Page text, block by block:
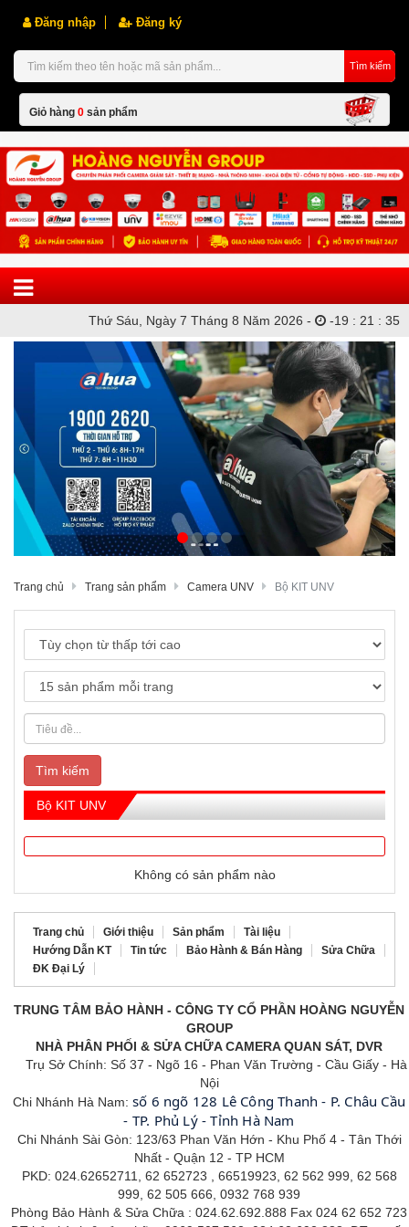
Đăng nhập Đăng ký
Tìm kiếm
Giỏ hàng 0 sản phẩm
Thứ Sáu, Ngày 7 Tháng 8 Năm 2026 - -19 : 21 : 35
Trang chủ Trang sản phẩm Camera UNV Bộ KIT UNV
Tìm kiếm
Bộ KIT UNV
Không có sản phẩm nào
Trang chủ Giới thiệu Sản phẩm
Tài liệu
Hướng Dẫn KT
Tin tức Bảo Hành & Bán Hàng
Sửa Chữa
ĐK Đại Lý
TRUNG TÂM BẢO HÀNH - CÔNG TY CỔ PHẦN HOÀNG NGUYỄN
GROUP
NHÀ PHÂN PHỐI & SỬA CHỮA CAMERA QUAN SÁT, DVR
Trụ Sở Chính: Số 37 - Ngõ 16 - Phan Văn Trường - Cầu Giấy - Hà
Nội
Chi Nhánh Hà Nam: số 6 ngõ 128 Lê Công Thanh - P. Châu Cầu
- TP. Phủ Lý - Tỉnh Hà Nam
Chi Nhánh Sài Gòn: 123/63 Phan Văn Hớn - Khu Phố 4 - Tân Thới
Nhất - Quận 12 - TP HCM
PKD: 024.62652711, 62 652723 , 66519923, 62 562 999, 62 568
999, 62 505 666, 0932 768 939
Phòng Bảo Hành & Sửa Chữa : 024.62.692.888 Fax 024 62 652 723